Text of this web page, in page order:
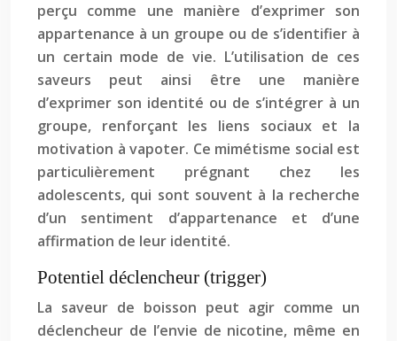
perçu comme une manière d’exprimer son
appartenance à un groupe ou de s’identifier à
un certain mode de vie. L’utilisation de ces
saveurs peut ainsi être une manière
d’exprimer son identité ou de s’intégrer à un
groupe, renforçant les liens sociaux et la
motivation à vapoter. Ce mimétisme social est
particulièrement prégnant chez les
adolescents, qui sont souvent à la recherche
d’un sentiment d’appartenance et d’une
affirmation de leur identité.
Potentiel déclencheur (trigger)
La saveur de boisson peut agir comme un
déclencheur de l’envie de nicotine, même en